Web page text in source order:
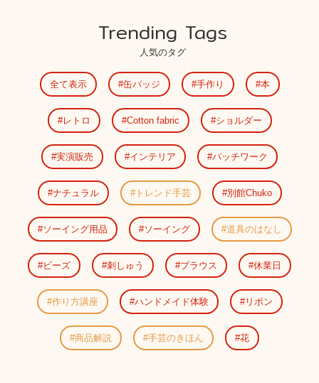
Trending Tags
人気のタグ
全て表示 缶バッジ 手作り 本
レトロ Cotton fabric ショルダー
実演販売 インテリア パッチワーク
ナチュラル トレンド手芸 別館Chuko
ソーイング用品 ソーイング 道具のはなし
ビーズ 刺しゅう ブラウス 休業日
作り方講座 ハンドメイド体験 リボン
商品解説 手芸のきほん 花